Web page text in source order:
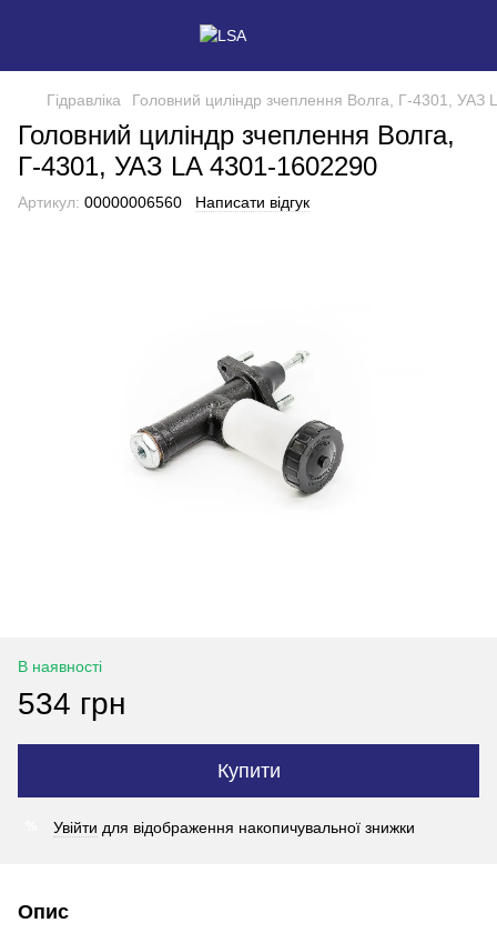
Гідравліка Головний циліндр зчеплення Волга, Г-4301, УАЗ
Головний циліндр зчеплення Волга,
Г-4301, УАЗ LA 4301-1602290
Артикул: 00000006560 Написати відгук
В наявності
534 грн
Купити
Увійти для відображення накопичувальної знижки
Опис